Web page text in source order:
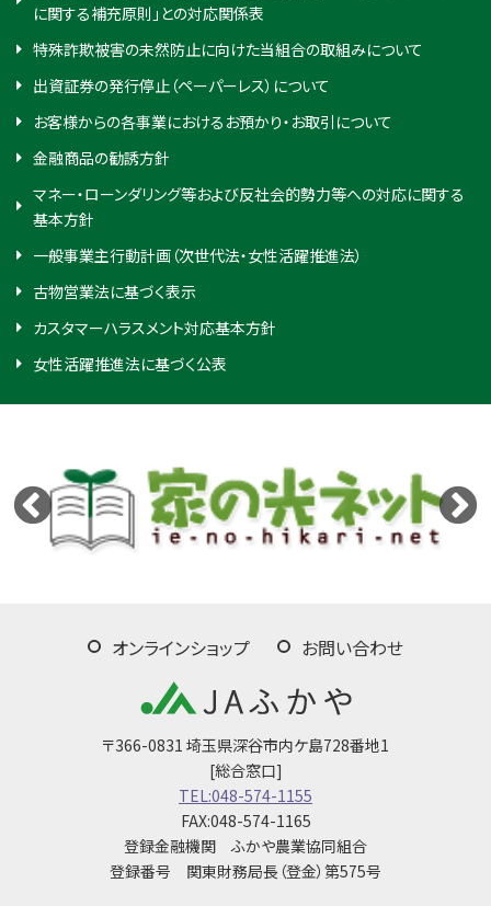
に関する補充原則」との対応関係表
特殊詐欺被害の未然防止に向けた当組合の取組みについて
出資証券の発行停止（ペーパーレス）について
お客様からの各事業におけるお預かり・お取引について
金融商品の勧誘方針
マネー・ローンダリング等および反社会的勢力等への対応に関する
基本方針
一般事業主行動計画（次世代法・女性活躍推進法）
古物営業法に基づく表示
カスタマーハラスメント対応基本方針
女性活躍推進法に基づく公表
〒366-0831 埼玉県深谷市内ケ島728番地1
[総合窓口]
TEL:048-574-1155
FAX:048-574-1165
登録金融機関 ふかや農業協同組合
登録番号 関東財務局長（登金）第575号
オンラインショップ お問い合わせ